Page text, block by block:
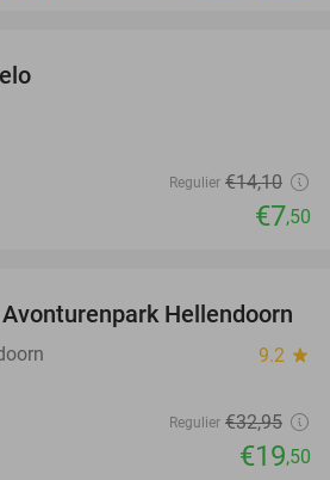
Regulier €14,10
€7,50
41%
Hellendoorn
9.2 star
Regulier €32,95
€19,50